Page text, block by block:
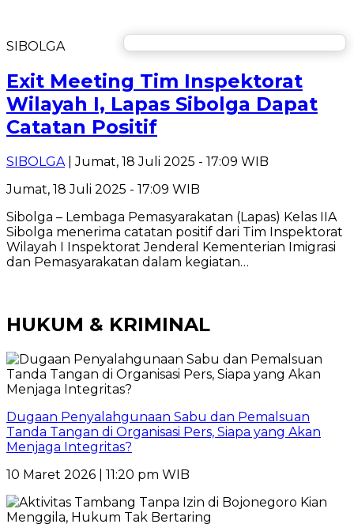
SIBOLGA
Exit Meeting Tim Inspektorat
Wilayah I, Lapas Sibolga Dapat
Catatan Positif
SIBOLGA| Jumat, 18 Juli 2025 - 17:09 WIB
Jumat, 18 Juli 2025 - 17:09 WIB
Sibolga – Lembaga Pemasyarakatan (Lapas) Kelas IIA
Sibolga menerima catatan positif dari Tim Inspektorat
Wilayah I Inspektorat Jenderal Kementerian Imigrasi
dan Pemasyarakatan dalam kegiatan…
HUKUM & KRIMINAL
Dugaan Penyalahgunaan Sabu dan Pemalsuan
Tanda Tangan di Organisasi Pers, Siapa yang Akan
Menjaga Integritas?
10 Maret 2026 | 11:20 pm WIB